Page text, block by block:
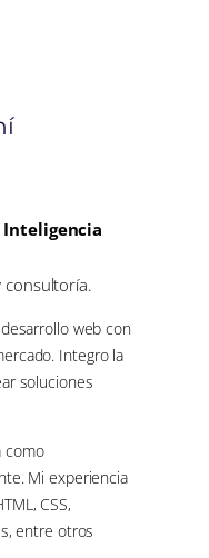
Inteligencia
consultoría.
web con
Integro la
soluciones
como
Mi experiencia
CSS,
entre otros